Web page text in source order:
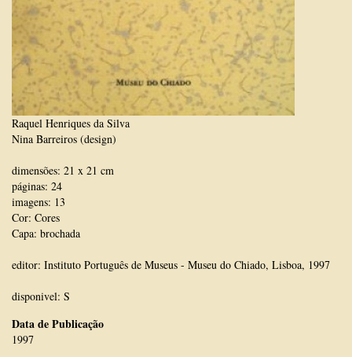
Raquel Henriques da Silva
Nina Barreiros (design)
dimensões: 21 x 21 cm
páginas: 24
imagens: 13
Cor: Cores
Capa: brochada
editor: Instituto Português de Museus - Museu do Chiado, Lisboa, 1997
disponivel: S
Data de Publicação
1997